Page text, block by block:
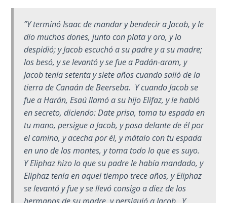
Ages -
Book 1
Daniel:
Prophet
of the
Ages -
Book 2
Daniel:
Prophet
of the
Ages -
Book 3
”Y terminó Isaac de mandar y bendecir a Jacob, y le
dio muchos dones, junto con plata y oro, y lo
despidió; y Jacob escuchó a su padre y a su madre;
los besó, y se levantó y se fue a Padán-aram, y
Jacob tenía setenta y siete años cuando salió de la
tierra de Canaán de Beerseba. Y cuando Jacob se
fue a Harán, Esaú llamó a su hijo Elifaz, y le habló
en secreto, diciendo: Date prisa, toma tu espada en
tu mano, persigue a Jacob, y pasa delante de él por
el camino, y acecha por él, y mátalo con tu espada
en uno de los montes, y toma todo lo que es suyo.
Y Eliphaz hizo lo que su padre le había mandado, y
Eliphaz tenía en aquel tiempo trece años, y Eliphaz
se levantó y fue y se llevó consigo a diez de los
hermanos de su madre, y persiguió a Jacob. Y